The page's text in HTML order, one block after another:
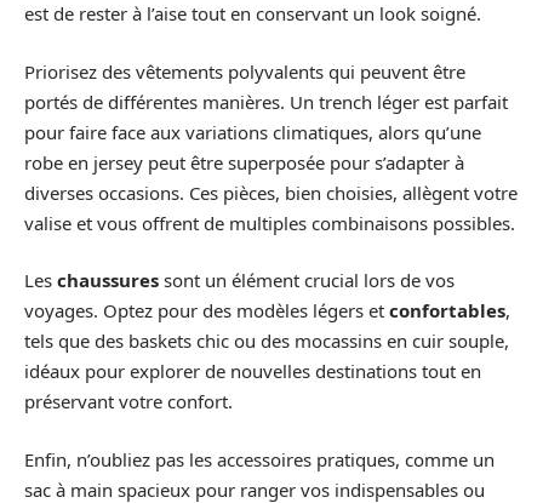
est de rester à l’aise tout en conservant un look soigné.
Priorisez des vêtements polyvalents qui peuvent être
portés de différentes manières. Un trench léger est parfait
pour faire face aux variations climatiques, alors qu’une
robe en jersey peut être superposée pour s’adapter à
diverses occasions. Ces pièces, bien choisies, allègent votre
valise et vous offrent de multiples combinaisons possibles.
Les chaussures sont un élément crucial lors de vos
voyages. Optez pour des modèles légers et confortables,
tels que des baskets chic ou des mocassins en cuir souple,
idéaux pour explorer de nouvelles destinations tout en
préservant votre confort.
Enfin, n’oubliez pas les accessoires pratiques, comme un
sac à main spacieux pour ranger vos indispensables ou